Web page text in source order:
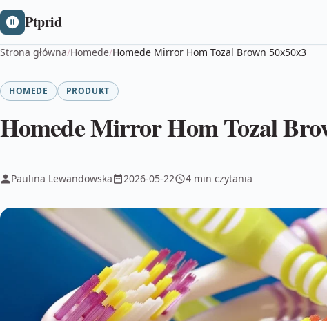
Ptprid
Strona główna/Homede/Homede Mirror Hom Tozal Brown 50x50x3
HOMEDE PRODUKT
Homede Mirror Hom Tozal
Paulina Lewandowska 2026-05-22 4 min czytania